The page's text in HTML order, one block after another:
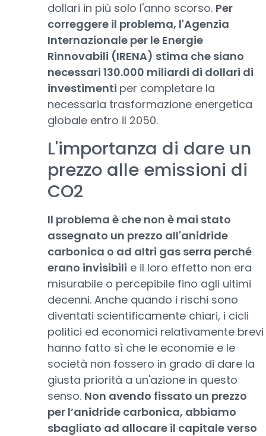
dollari in più solo l'anno scorso. Per
correggere il problema, l'Agenzia
Internazionale per le Energie
Rinnovabili (IRENA) stima che siano
necessari 130.000 miliardi di dollari di
investimenti per completare la
necessaria trasformazione energetica
globale entro il 2050.
L'importanza di dare un
prezzo alle emissioni di
CO2
Il problema è che non è mai stato
assegnato un prezzo all'anidride
carbonica o ad altri gas serra perché
erano invisibili e il loro effetto non era
misurabile o percepibile fino agli ultimi
decenni. Anche quando i rischi sono
diventati scientificamente chiari, i cicli
politici ed economici relativamente brevi
hanno fatto sì che le economie e le
società non fossero in grado di dare la
giusta priorità a un'azione in questo
senso. Non avendo fissato un prezzo
per l’anidride carbonica, abbiamo
sbagliato ad allocare il capitale verso